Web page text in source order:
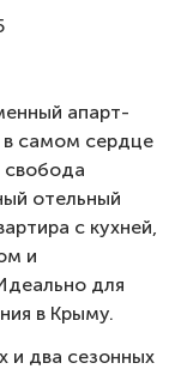
апарт-
в самом сердце
свобода
отельный
с кухней,
и
для
в Крыму.
и два сезонных